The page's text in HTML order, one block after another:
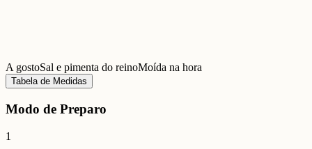
A gostoSal e pimenta do reinoMoída na hora
Tabela de Medidas
Modo de Preparo
1